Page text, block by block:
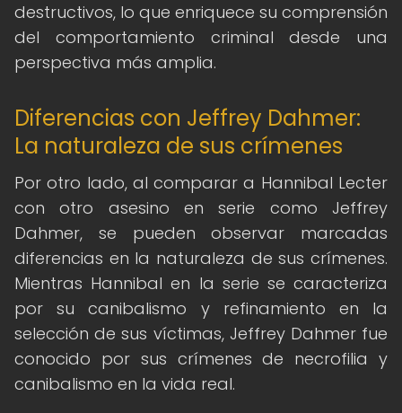
destructivos, lo que enriquece su comprensión
del comportamiento criminal desde una
perspectiva más amplia.
Diferencias con Jeffrey Dahmer:
La naturaleza de sus crímenes
Por otro lado, al comparar a Hannibal Lecter
con otro asesino en serie como Jeffrey
Dahmer, se pueden observar marcadas
diferencias en la naturaleza de sus crímenes.
Mientras Hannibal en la serie se caracteriza
por su canibalismo y refinamiento en la
selección de sus víctimas, Jeffrey Dahmer fue
conocido por sus crímenes de necrofilia y
canibalismo en la vida real.